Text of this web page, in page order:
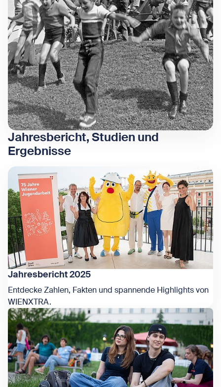
Jahresbericht, Studien und
Ergebnisse
Jahresbericht 2025
Entdecke Zahlen, Fakten und spannende Highlights von
WIENXTRA.
Zeige Jahresbericht 2025